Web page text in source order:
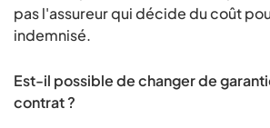
pas l'assureur qui décide du coût
indemnisé.
Est-il possible de changer de
contrat ?